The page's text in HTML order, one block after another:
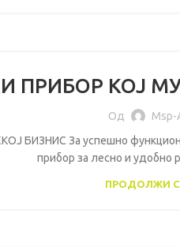
ПРИБОР КОЈ
Од
Msp-
За успешно
прибор за лесно и удобно
ПРОДОЛЖИ